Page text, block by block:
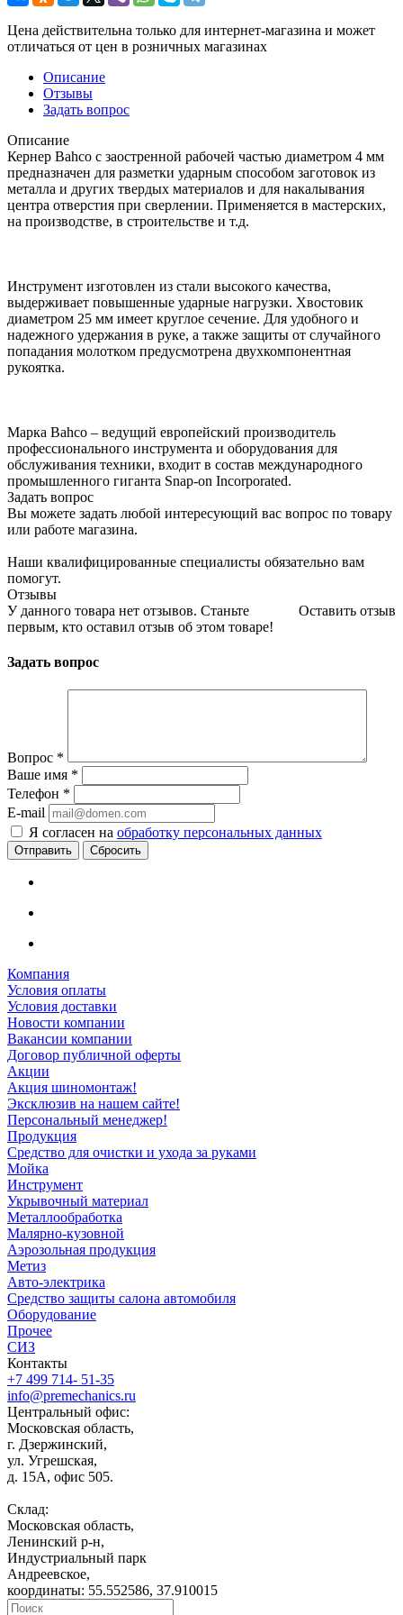
Цена действительна только для интернет-магазина и может
отличаться от цен в розничных магазинах
Описание
Отзывы
Задать вопрос
Описание
Кернер Bahco с заостренной рабочей частью диаметром 4 мм
предназначен для разметки ударным способом заготовок из
металла и других твердых материалов и для накалывания
центра отверстия при сверлении. Применяется в мастерских,
на производстве, в строительстве и т.д.
Инструмент изготовлен из стали высокого качества,
выдерживает повышенные ударные нагрузки. Хвостовик
диаметром 25 мм имеет круглое сечение. Для удобного и
надежного удержания в руке, а также защиты от случайного
попадания молотком предусмотрена двухкомпонентная
рукоятка.
Марка Bahco – ведущий европейский производитель
профессионального инструмента и оборудования для
обслуживания техники, входит в состав международного
промышленного гиганта Snap-on Incorporated.
Задать вопрос
Вы можете задать любой интересующий вас вопрос по товару
или работе магазина.
Наши квалифицированные специалисты обязательно вам
помогут.
Отзывы
Оставить отзыв
У данного товара нет отзывов. Станьте
первым, кто оставил отзыв об этом товаре!
Задать вопрос
Вопрос *
Ваше имя *
Телефон *
E-mail
Я согласен на обработку персональных данных
Сбросить
Компания
Условия оплаты
Условия доставки
Новости компании
Вакансии компании
Договор публичной оферты
Акции
Акция шиномонтаж!
Эксклюзив на нашем сайте!
Персональный менеджер!
Продукция
Средство для очистки и ухода за руками
Мойка
Инструмент
Укрывочный материал
Металлообработка
Малярно-кузовной
Аэрозольная продукция
Метиз
Авто-электрика
Средство защиты салона автомобиля
Оборудование
Прочее
СИЗ
Контакты
+7 499 714- 51-35
info@premechanics.ru
Центральный офис:
Московская область,
г. Дзержинский,
ул. Угрешская,
д. 15А, офис 505.
Склад:
Московская область,
Ленинский р-н,
Индустриальный парк
Андреевское,
координаты: 55.552586, 37.910015